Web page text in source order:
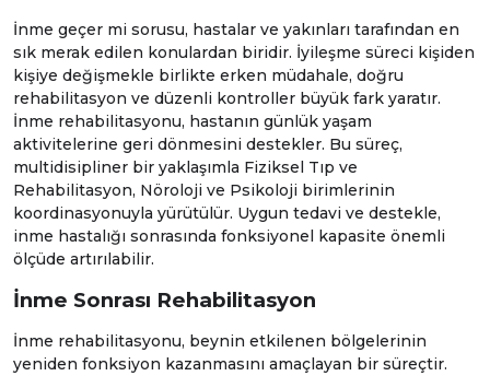
İnme geçer mi sorusu, hastalar ve yakınları tarafından en
sık merak edilen konulardan biridir. İyileşme süreci kişiden
kişiye değişmekle birlikte erken müdahale, doğru
rehabilitasyon ve düzenli kontroller büyük fark yaratır.
İnme rehabilitasyonu, hastanın günlük yaşam
aktivitelerine geri dönmesini destekler. Bu süreç,
multidisipliner bir yaklaşımla Fiziksel Tıp ve
Rehabilitasyon, Nöroloji ve Psikoloji birimlerinin
koordinasyonuyla yürütülür. Uygun tedavi ve destekle,
inme hastalığı sonrasında fonksiyonel kapasite önemli
ölçüde artırılabilir.
İnme Sonrası Rehabilitasyon
İnme rehabilitasyonu, beynin etkilenen bölgelerinin
yeniden fonksiyon kazanmasını amaçlayan bir süreçtir.